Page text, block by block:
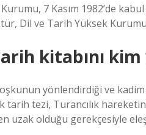
7 Kasım 1982’de
Dil ve Tarih Yüksek
kitabını kim
yönlendirdiği ve
tarih tezi, Turancılık
uzak olduğu gerekçesiyle